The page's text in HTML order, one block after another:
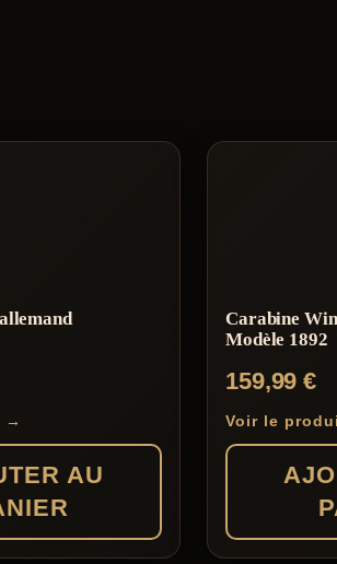
→
AU
Carabine
Modèle 1892
159,99€
Voir le